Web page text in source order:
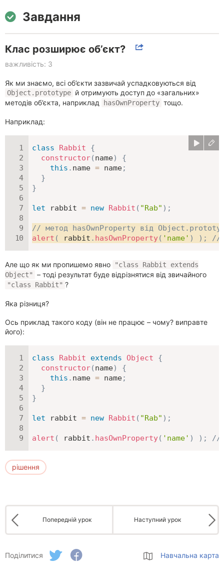
Завдання
Клас розширює об’єкт?
важливість: 3
Як ми знаємо, всі об’єкти зазвичай успадковуються від
Object.prototype й отримують доступ до «загальних»
методів об’єкта, наприклад
hasOwnProperty тощо.
Наприклад:
class Rabbit
{
constructor(name)
{
this . name = name;
}
}
let rabbit = new Rabbit ( "Rab" ) ;
// метод hasOwnProperty від
alert ( rabbit . hasOwnProperty( 'name' ) ) ; //
Але що як ми пропишемо явно
"class Rabbit extends
Object"
– тоді результат буде відрізнятися від звичайного
"class Rabbit" ?
Яка різниця?
Ось приклад такого коду (він не працює – чому? виправте
його):
class Rabbit extends Object
{
constructor(name)
{
this . name = name;
}
}
let rabbit = new Rabbit ( "Rab" ) ;
alert ( rabbit . hasOwnProperty( 'name' ) ) ; //
рішення
Попередній урок Наступний урок
Поділитися Навчальна карта